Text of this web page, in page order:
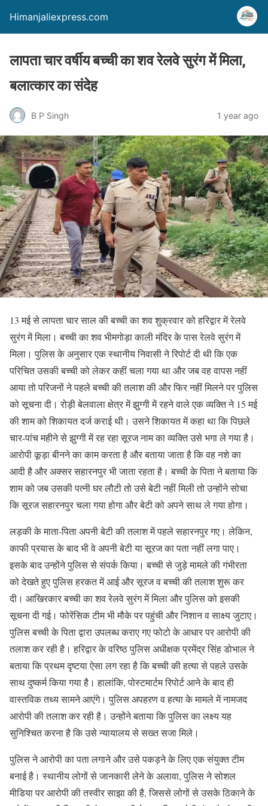
Himanjaliexpress.com
लापता चार वर्षीय बच्ची का शव रेलवे सुरंग में मिला,
बलात्कार का संदेह
B P Singh 1 year ago
13 मई से लापता चार साल की बच्ची का शव शुक्रवार को हरिद्वार में रेलवे
सुरंग में मिला। बच्ची का शव भीमगोड़ा काली मंदिर के पास रेलवे सुरंग में
मिला। पुलिस के अनुसार एक स्थानीय निवासी ने रिपोर्ट दी थी कि एक
परिचित उसकी बच्ची को लेकर कहीं चला गया था और जब वह वापस नहीं
आया तो परिजनों ने पहले बच्ची की तलाश की और फिर नहीं मिलने पर पुलिस
को सूचना दी। रोड़ी बेलवाला क्षेत्र में झुग्गी में रहने वाले एक व्यक्ति ने 15 मई
की शाम को शिकायत दर्ज कराई थी। उसने शिकायत में कहा था कि पिछले
चार-पांच महीने से झुग्गी में रह रहा सूरज नाम का व्यक्ति उसे भगा ले गया है।
आरोपी कूड़ा बीनने का काम करता है और बताया जाता है कि वह नशे का
आदी है और अक्सर सहारनपुर भी जाता रहता है। बच्ची के पिता ने बताया कि
शाम को जब उसकी पत्नी घर लौटी तो उसे बेटी नहीं मिली तो उन्होंने सोचा
कि सूरज सहारनपुर चला गया होगा और बेटी को अपने साथ ले गया होगा।
लड़की के माता-पिता अपनी बेटी की तलाश में पहले सहारनपुर गए। लेकिन,
काफी प्रयास के बाद भी वे अपनी बेटी या सूरज का पता नहीं लगा पाए।
इसके बाद उन्होंने पुलिस से संपर्क किया। बच्ची से जुड़े मामले की गंभीरता
को देखते हुए पुलिस हरकत में आई और सूरज व बच्ची की तलाश शुरू कर
दी। आखिरकार बच्ची का शव रेलवे सुरंग में मिला और पुलिस को इसकी
सूचना दी गई। फोरेंसिक टीम भी मौके पर पहुंची और निशान व साक्ष्य जुटाए।
पुलिस बच्ची के पिता द्वारा उपलब्ध कराए गए फोटो के आधार पर आरोपी की
तलाश कर रही है। हरिद्वार के वरिष्ठ पुलिस अधीक्षक प्रमेंद्र सिंह डोभाल ने
बताया कि प्रथम दृष्टया ऐसा लग रहा है कि बच्ची की हत्या से पहले उसके
साथ दुष्कर्म किया गया है। हालांकि, पोस्टमार्टम रिपोर्ट आने के बाद ही
वास्तविक तथ्य सामने आएंगे। पुलिस अपहरण व हत्या के मामले में नामजद
आरोपी की तलाश कर रही है। उन्होंने बताया कि पुलिस का लक्ष्य यह
सुनिश्चित करना है कि उसे न्यायालय से सख्त सजा मिले।
पुलिस ने आरोपी का पता लगाने और उसे पकड़ने के लिए एक संयुक्त टीम
बनाई है। स्थानीय लोगों से जानकारी लेने के अलावा, पुलिस ने सोशल
मीडिया पर आरोपी की तस्वीर साझा की है, जिससे लोगों से उसके ठिकाने के